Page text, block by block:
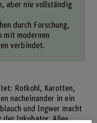
aber nie vollständig
durch Forschung,
modernen
verbindet.
Rotkohl, Karotten,
nacheinander in ein
und Ingwer macht
der Inkubator. Alles